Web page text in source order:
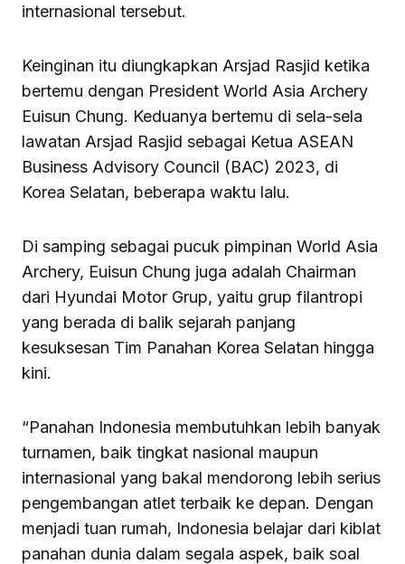
internasional tersebut.
Keinginan itu diungkapkan Arsjad Rasjid ketika
bertemu dengan President World Asia Archery
Euisun Chung. Keduanya bertemu di sela-sela
lawatan Arsjad Rasjid sebagai Ketua ASEAN
Business Advisory Council (BAC) 2023, di
Korea Selatan, beberapa waktu lalu.
Di samping sebagai pucuk pimpinan World Asia
Archery, Euisun Chung juga adalah Chairman
dari Hyundai Motor Grup, yaitu grup filantropi
yang berada di balik sejarah panjang
kesuksesan Tim Panahan Korea Selatan hingga
kini.
“Panahan Indonesia membutuhkan lebih banyak
turnamen, baik tingkat nasional maupun
internasional yang bakal mendorong lebih serius
pengembangan atlet terbaik ke depan. Dengan
menjadi tuan rumah, Indonesia belajar dari kiblat
panahan dunia dalam segala aspek, baik soal